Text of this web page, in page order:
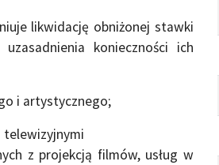
likwidację obniżonej stawki
konieczności ich
i artystycznego;
z projekcją filmów, usług w